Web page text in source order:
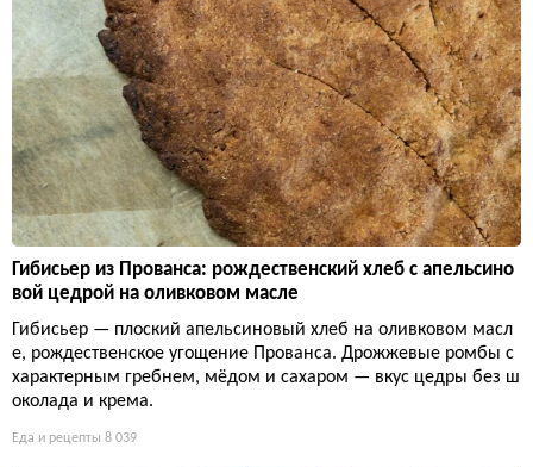
Гибисьер из Прованса: рождественский хлеб с апельсино
вой цедрой на оливковом масле
Гибисьер — плоский апельсиновый хлеб на оливковом масл
е, рождественское угощение Прованса. Дрожжевые ромбы с
характерным гребнем, мёдом и сахаром — вкус цедры без ш
околада и крема.
Еда и рецепты 8 039